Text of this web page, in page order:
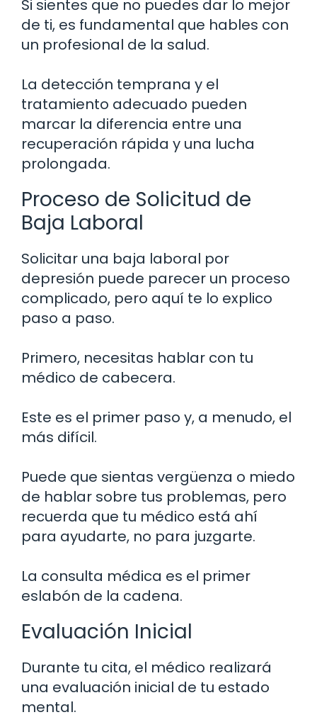
Si sientes que no puedes dar lo mejor
de ti, es fundamental que hables con
un profesional de la salud.
La detección temprana y el
tratamiento adecuado pueden
marcar la diferencia entre una
recuperación rápida y una lucha
prolongada.
Proceso de Solicitud de
Baja Laboral
Solicitar una baja laboral por
depresión puede parecer un proceso
complicado, pero aquí te lo explico
paso a paso.
Primero, necesitas hablar con tu
médico de cabecera.
Este es el primer paso y, a menudo, el
más difícil.
Puede que sientas vergüenza o miedo
de hablar sobre tus problemas, pero
recuerda que tu médico está ahí
para ayudarte, no para juzgarte.
La consulta médica es el primer
eslabón de la cadena.
Evaluación Inicial
Durante tu cita, el médico realizará
una evaluación inicial de tu estado
mental.